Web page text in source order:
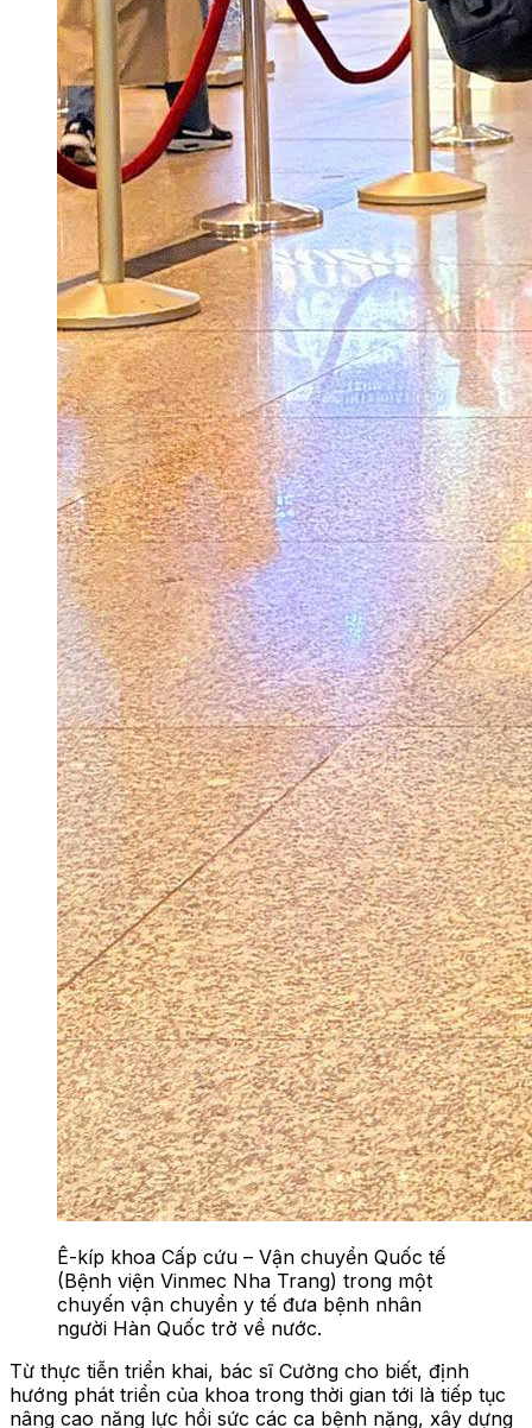
Ê-kíp khoa Cấp cứu – Vận chuyển Quốc tế
(Bệnh viện Vinmec Nha Trang) trong một
chuyến vận chuyển y tế đưa bệnh nhân
người Hàn Quốc trở về nước.
Từ thực tiễn triển khai, bác sĩ Cường cho biết, định
hướng phát triển của khoa trong thời gian tới là tiếp tục
nâng cao năng lực hồi sức các ca bệnh nặng, xây dựng